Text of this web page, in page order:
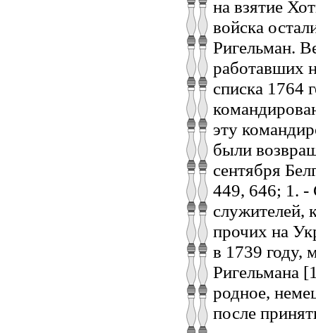
на взятие
войска
Ригельман.
работавших
списка 1764
эту
были
сентября
449, 646; 1.
служителей,
прочих на
в 1739 году,
Ригельмана
родное,
после